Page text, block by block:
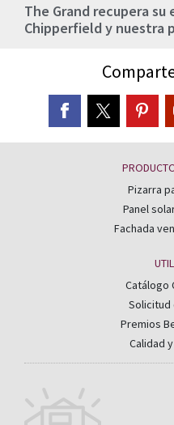
The Grand recupera su
Chipperfield y nuestra
Pizarra
Panel
Fachada
Catálogo
Solicitud
Premios
Calidad